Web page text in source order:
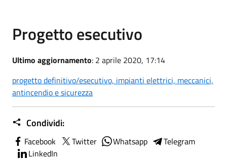
Progetto esecutivo
Ultimo aggiornamento: 2 aprile 2020, 17:14
progetto definitivo/esecutivo, impianti elettrici, meccanici,
antincendio e sicurezza
Condividi:
Facebook Twitter Whatsapp
Telegram
LinkedIn